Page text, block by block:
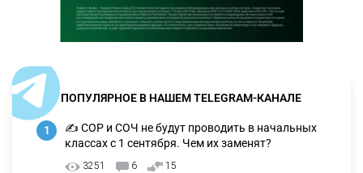
ПОПУЛЯРНОЕ В НАШЕМ TELEGRAM-КАНАЛЕ
1
✍️ СОР и СОЧ не будут проводить в начальных
классах с 1 сентября. Чем их заменят?
3251 6 15